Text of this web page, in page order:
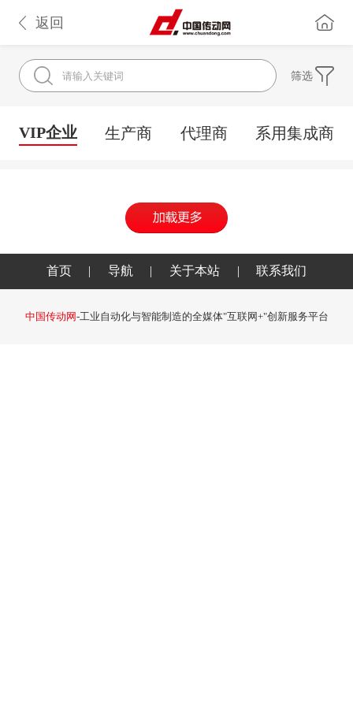
返回
筛选
VIP企业 生产商 代理商 系用集成商
首页 | 导航 | 关于本站 | 联系我们
中国传动网-工业自动化与智能制造的全媒体"互联网+"创新服务平台